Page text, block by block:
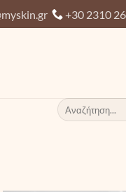
+30 2310
Αναζήτηση
για: